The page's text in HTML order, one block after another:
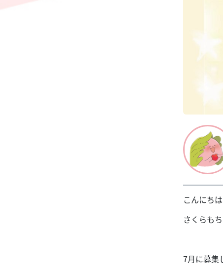
こんにちは
さくらも
7月に募集